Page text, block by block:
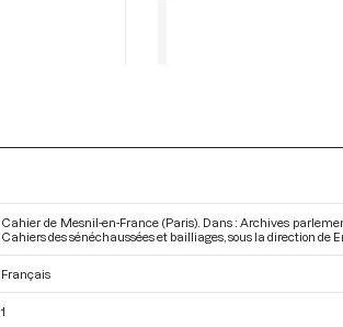
Cahier de Mesnil-en-France (Paris). Dans : Archives
Cahiers des sénéchaussées et bailliages, sous la direction de
Français
1